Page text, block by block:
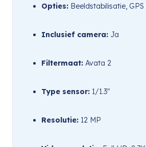
Opties: Beeldstabilisatie, GPS
Inclusief camera: Ja
Filtermaat: Avata 2
Type sensor: 1/1.3″
Resolutie: 12 MP